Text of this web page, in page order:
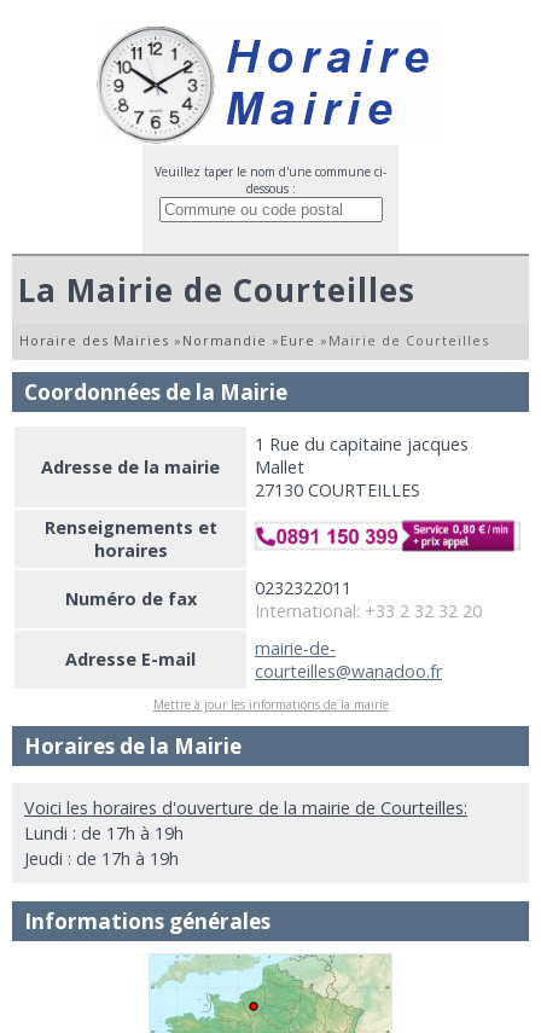
Veuillez taper le nom d'une commune ci-
dessous :
La Mairie de Courteilles
Horaire des Mairies » Normandie » Eure » Mairie de Courteilles
Coordonnées de la Mairie
Adresse de la mairie
1 Rue du capitaine jacques
Mallet
27130 COURTEILLES
Renseignements et
horaires
Numéro de fax
0232322011
International: +33 2 32 32 20
Adresse E-mail
mairie-de-
courteilles@wanadoo.fr
Mettre à jour les informations de la mairie
Horaires de la Mairie
Voici les horaires d'ouverture de la mairie de Courteilles:
Lundi : de 17h à 19h
Jeudi : de 17h à 19h
Informations générales